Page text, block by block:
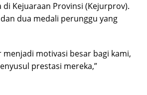
Kejuaraan Provinsi (Kejurprov).
dua medali perunggu yang
motivasi besar bagi kami,
prestasi mereka,”